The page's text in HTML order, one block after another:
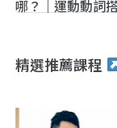
哪？｜運動動詞
精選推薦課程